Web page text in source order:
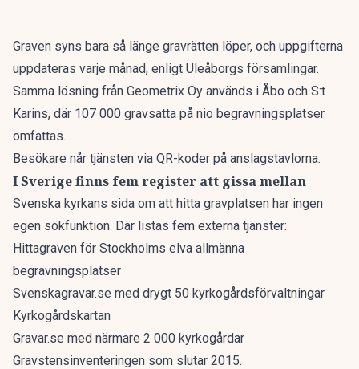
Graven syns bara så länge gravrätten löper, och uppgifterna
uppdateras varje månad, enligt Uleåborgs församlingar.
Samma lösning från Geometrix Oy används i Åbo och S:t
Karins, där 107 000 gravsatta på nio begravningsplatser
omfattas.
Besökare når tjänsten via QR-koder på anslagstavlorna.
I Sverige finns fem register att gissa mellan
Svenska kyrkans sida om att hitta gravplatsen har ingen
egen sökfunktion. Där listas fem externa tjänster:
Hittagraven för Stockholms elva allmänna
begravningsplatser
Svenskagravar.se med drygt 50 kyrkogårdsförvaltningar
Kyrkogårdskartan
Gravar.se med närmare 2 000 kyrkogårdar
Gravstensinventeringen som slutar 2015.